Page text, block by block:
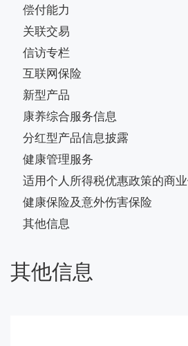
偿付能力
关联交易
信访专栏
互联网保险
新型产品
康养综合服务信息
分红型产品信息披露
健康管理服务
适用个人所得税优惠政策的商
健康保险及意外伤害保险
其他信息
其他信息